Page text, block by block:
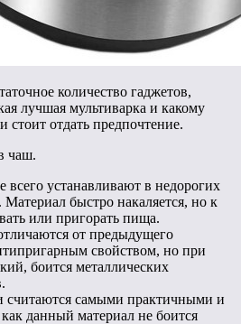
количество гаджетов,
лучшая мультиварка и какому
отдать предпочтение.
чаш.
устанавливают в недорогих
Материал быстро накаляется, но к
или пригорать пища.
от предыдущего
свойством, но при
боится металлических
считаются самыми практичными и
данный материал не боится